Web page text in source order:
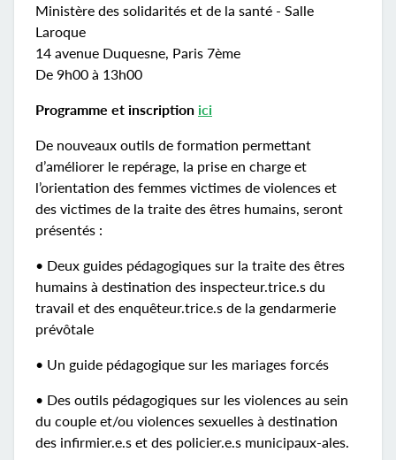
Ministère des solidarités et de la santé - Salle
Laroque
14 avenue Duquesne, Paris 7ème
De 9h00 à 13h00
Programme et inscription ici
De nouveaux outils de formation permettant
d’améliorer le repérage, la prise en charge et
l’orientation des femmes victimes de violences et
des victimes de la traite des êtres humains, seront
présentés :
• Deux guides pédagogiques sur la traite des êtres
humains à destination des inspecteur.trice.s du
travail et des enquêteur.trice.s de la gendarmerie
prévôtale
• Un guide pédagogique sur les mariages forcés
• Des outils pédagogiques sur les violences au sein
du couple et/ou violences sexuelles à destination
des infirmier.e.s et des policier.e.s municipaux-ales.